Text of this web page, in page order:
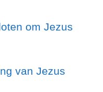
om Jezus
van Jezus